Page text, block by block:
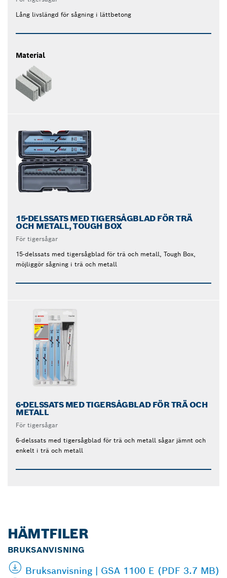
Lång livslängd för sågning i lättbetong
Material
15-DELSSATS MED TIGERSÅGBLAD FÖR TRÄ
OCH METALL, TOUGH BOX
För tigersågar
15-delssats med tigersågblad för trä och metall, Tough Box,
möjliggör sågning i trä och metall
6-DELSSATS MED TIGERSÅGBLAD FÖR TRÄ OCH
METALL
För tigersågar
6-delssats med tigersågblad för trä och metall sågar jämnt och
enkelt i trä och metall
HÄMTFILER
BRUKSANVISNING
Bruksanvisning | GSA 1100 E (PDF 3.7 MB)